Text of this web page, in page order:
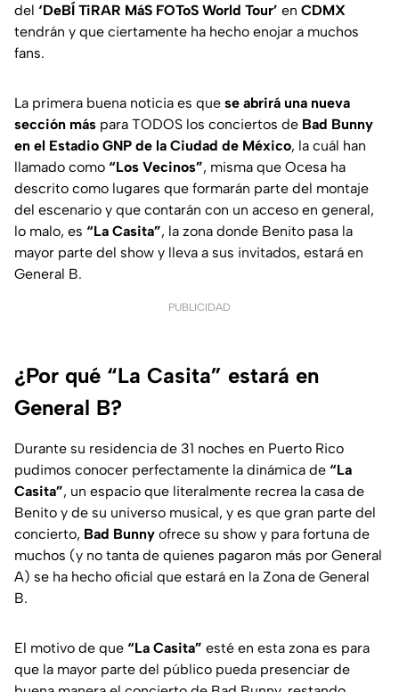
del ‘DeBÍ TiRAR MáS FOToS World Tour’ en CDMX
tendrán y que ciertamente ha hecho enojar a muchos
fans.
La primera buena noticia es que se abrirá una nueva
sección más para TODOS los conciertos de Bad Bunny
en el Estadio GNP de la Ciudad de México, la cuál han
llamado como “Los Vecinos”, misma que Ocesa ha
descrito como lugares que formarán parte del montaje
del escenario y que contarán con un acceso en general,
lo malo, es “La Casita”, la zona donde Benito pasa la
mayor parte del show y lleva a sus invitados, estará en
General B.
PUBLICIDAD
¿Por qué “La Casita” estará en
General B?
Durante su residencia de 31 noches en Puerto Rico
pudimos conocer perfectamente la dinámica de “La
Casita”, un espacio que literalmente recrea la casa de
Benito y de su universo musical, y es que gran parte del
concierto, Bad Bunny ofrece su show y para fortuna de
muchos (y no tanta de quienes pagaron más por General
A) se ha hecho oficial que estará en la Zona de General
B.
El motivo de que “La Casita” esté en esta zona es para
que la mayor parte del público pueda presenciar de